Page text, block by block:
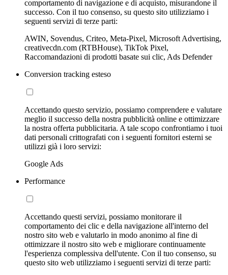
comportamento di navigazione e di acquisto, misurandone il
successo. Con il tuo consenso, su questo sito utilizziamo i
seguenti servizi di terze parti:
AWIN, Sovendus, Criteo, Meta-Pixel, Microsoft Advertising,
creativecdn.com (RTBHouse), TikTok Pixel,
Raccomandazioni di prodotti basate sui clic, Ads Defender
Conversion tracking esteso
Accettando questo servizio, possiamo comprendere e valutare
meglio il successo della nostra pubblicità online e ottimizzare
la nostra offerta pubblicitaria. A tale scopo confrontiamo i tuoi
dati personali crittografati con i seguenti fornitori esterni se
utilizzi già i loro servizi:
Google Ads
Performance
Accettando questi servizi, possiamo monitorare il
comportamento dei clic e della navigazione all'interno del
nostro sito web e valutarlo in modo anonimo al fine di
ottimizzare il nostro sito web e migliorare continuamente
l'esperienza complessiva dell'utente. Con il tuo consenso, su
questo sito web utilizziamo i seguenti servizi di terze parti: